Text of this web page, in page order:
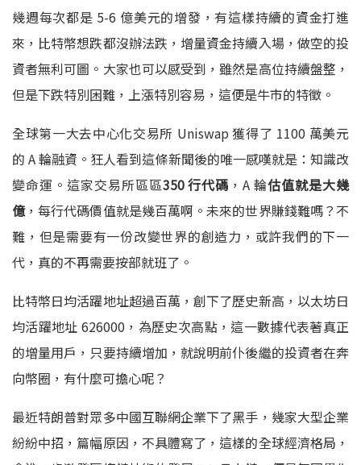
幾週每次都是 5-6 億美元的增發，有這樣持續的資金打進
來，比特幣想跌都沒辦法跌，增量資金持續入場，做空的投
資者無利可圖。大家也可以感受到，雖然是高位持續盤整，
但是下跌特別困難，上漲特別容易，這便是牛市的特徵。
全球第一大去中心化交易所 Uniswap 獲得了 1100 萬美元
的 A 輪融資。狂人看到這條新聞後的唯一感嘆就是：知識改
變命運。這家交易所區區350 行代碼 ，A 輪估值就是大幾
億，每行代碼價值就是幾百萬啊。未來的世界賺錢難嗎？不
難，但是需要有一份改變世界的創造力，或許我們的下一
代，真的不再需要按部就班了。
比特幣日均活躍地址超過百萬，創下了歷史新高，以太坊日
均活躍地址 626000，為歷史次高點，這一數據代表著真正
的增量用戶，只要持續增加，就說明前仆後繼的投資者在奔
向幣圈，有什麼可擔心呢？
最近特朗普對眾多中國互聯網企業下了黑手，幾家大型企業
紛紛中招，篇幅原因，不具體寫了，這樣的全球經濟格局，